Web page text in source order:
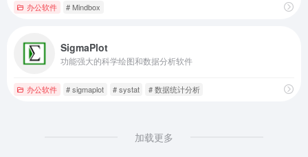
办公软件 # Mindbox
SigmaPlot
功能强大的科学绘图和数据分析软件
办公软件 # sigmaplot # systat # 数据统计分析
加载更多